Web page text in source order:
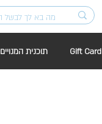
Gift Card תוכנית המנויים